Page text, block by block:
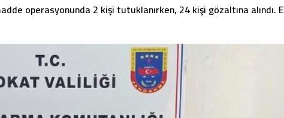
operasyonunda 2 kişi tutuklanırken, 24 kişi gözaltına alındı.